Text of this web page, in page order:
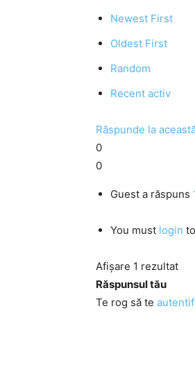
Newest First
Oldest First
Random
Recent activ
Răspunde la
0
0
Guest a răspuns
You must login
Afișare 1 rezultat
Răspunsul tău
Te rog să te